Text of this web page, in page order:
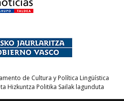
de Cultura y Política Lingüística
Hizkuntza Politika Sailak lagunduta